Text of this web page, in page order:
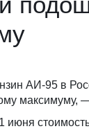
АИ-95 в
максимуму,
июня